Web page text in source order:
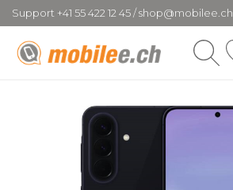
Support +41 55 422 12 45 / shop@mobilee.ch